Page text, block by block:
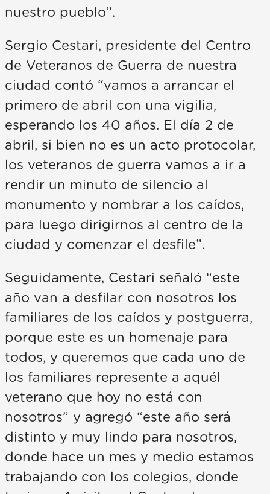
nuestro pueblo”.
Sergio Cestari, presidente del Centro
de Veteranos de Guerra de nuestra
ciudad contó “vamos a arrancar el
primero de abril con una vigilia,
esperando los 40 años. El día 2 de
abril, si bien no es un acto protocolar,
los veteranos de guerra vamos a ir a
rendir un minuto de silencio al
monumento y nombrar a los caídos,
para luego dirigirnos al centro de la
ciudad y comenzar el desfile”.
Seguidamente, Cestari señaló “este
año van a desfilar con nosotros los
familiares de los caídos y postguerra,
porque este es un homenaje para
todos, y queremos que cada uno de
los familiares represente a aquél
veterano que hoy no está con
nosotros” y agregó “este año será
distinto y muy lindo para nosotros,
donde hace un mes y medio estamos
trabajando con los colegios, donde